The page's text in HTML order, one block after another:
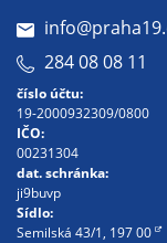
284 08 08 11
číslo účtu:
19-2000932309/0800
IČO:
00231304
dat. schránka:
ji9buvp
Sídlo:
Semilská 43/1, 197 00